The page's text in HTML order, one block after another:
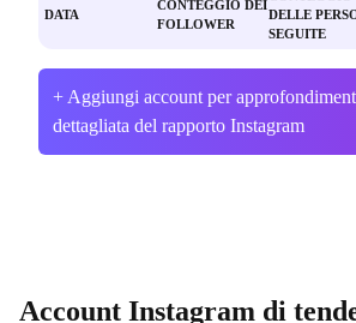
DATA
CONTEGGIO DEI
FOLLOWER
DELLE
SEGUITE
+ Aggiungi account per
dettagliata del rapporto Instagram
Account Instagram di